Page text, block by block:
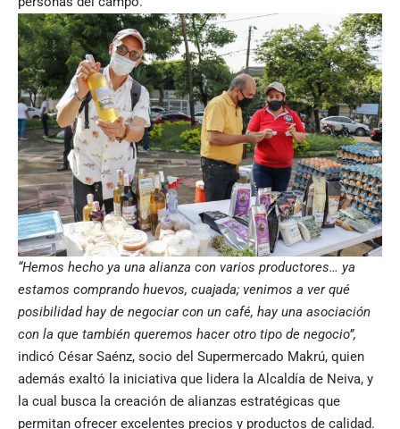
“Hemos hecho ya una alianza con varios productores… ya
estamos comprando huevos, cuajada; venimos a ver qué
posibilidad hay de negociar con un café, hay una asociación
con la que también queremos hacer otro tipo de negocio”,
indicó César Saénz, socio del Supermercado Makrú, quien
además exaltó la iniciativa que lidera la Alcaldía de Neiva, y
la cual busca la creación de alianzas estratégicas que
permitan ofrecer excelentes precios y productos de calidad.